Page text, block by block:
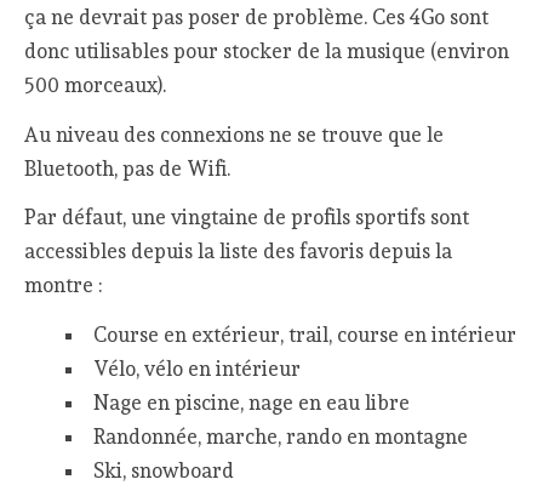
ça ne devrait pas poser de problème. Ces 4Go sont
donc utilisables pour stocker de la musique (environ
500 morceaux).
Au niveau des connexions ne se trouve que le
Bluetooth, pas de Wifi.
Par défaut, une vingtaine de profils sportifs sont
accessibles depuis la liste des favoris depuis la
montre :
Course en extérieur, trail, course en intérieur
Vélo, vélo en intérieur
Nage en piscine, nage en eau libre
Randonnée, marche, rando en montagne
Ski, snowboard